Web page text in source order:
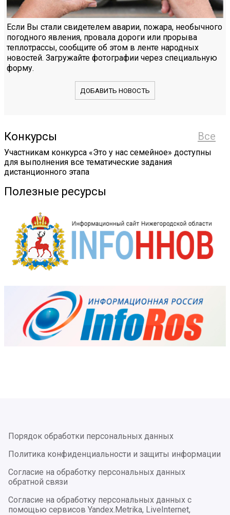
Если Вы стали свидетелем аварии, пожара, необычного
погодного явления, провала дороги или прорыва
теплотрассы, сообщите об этом в ленте народных
новостей. Загружайте фотографии через специальную
форму.
ДОБАВИТЬ НОВОСТЬ
Все
Конкурсы
Участникам конкурса «Это у нас семейное» доступны
для выполнения все тематические задания
дистанционного этапа
Полезные ресурсы
Порядок обработки персональных данных
Политика конфиденциальности и защиты информации
Согласие на обработку персональных данных
обратной связи
Согласие на обработку персональных данных с
помощью сервисов Yandex.Metrika, LiveInternet,